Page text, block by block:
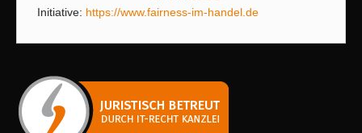
Initiative: https://www.fairness-im-handel.de